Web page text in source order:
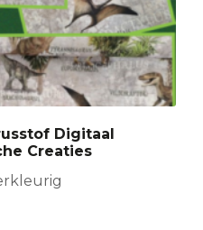
Digitaal
Creaties